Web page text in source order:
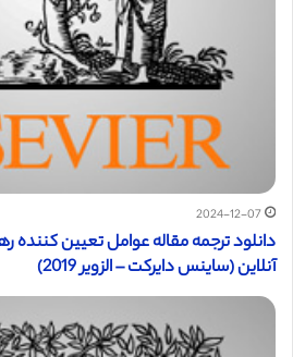
2024-12-07
دانلود ترجمه مقاله عوامل تعیین کننده
آنلاین (ساینس دایرکت – الزویر 2019)